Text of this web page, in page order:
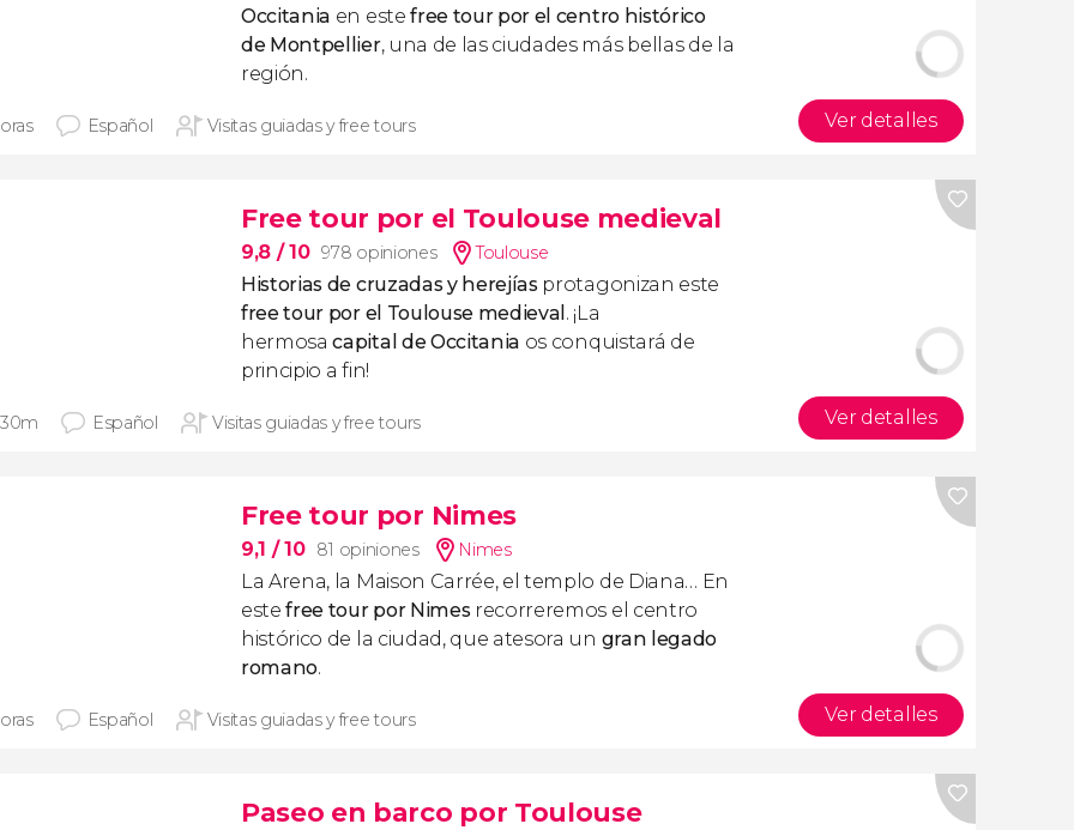
Occitania en estefree tour por el centro histórico
de Montpellier, una de las ciudades más bellas de la
región.
Español Visitas guiadas y free tours Ver detalles
Free tour por el Toulouse medieval
9,8 / 10 978 opiniones Toulouse
Historias de cruzadas y herejíasprotagonizan este
free tour por el Toulouse medieval . ¡La
hermosacapital de Occitania os conquistará de
principio a fin!
Español Visitas guiadas y free tours Ver detalles
Free tour por Nimes
9,1 / 10 81 opiniones Nimes
La Arena, la Maison Carrée, el templo de Diana… En
estefree tour por Nimesrecorreremos el centro
histórico de la ciudad, que atesora un gran legado
romano.
Español Visitas guiadas y free tours Ver detalles
Paseo en barco por Toulouse